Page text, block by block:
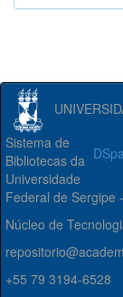
Sistema de
Bibliotecas da
Universidade
Federal de Sergipe
Núcleo de
+55 79 3194-6528